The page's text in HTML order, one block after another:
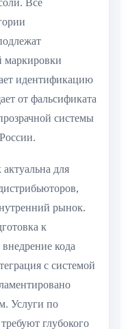
маркировки
идентификацию
от фальсификата
системы
для
рынок.
к
кода
с системой
Услуги по
глубокого